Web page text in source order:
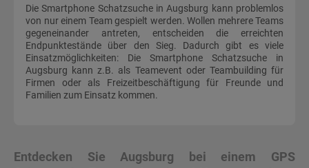
Die Smartphone Schatzsuche in Augsburg kann problemlos
von nur einem Team gespielt werden. Wollen mehrere Teams
gegeneinander antreten, entscheiden die erreichten
Endpunktestände über den Sieg. Dadurch gibt es viele
Einsatzmöglichkeiten: Die Smartphone Schatzsuche in
Augsburg kann z.B. als Teamevent oder Teambuilding für
Firmen oder als Freizeitbeschäftigung für Freunde und
Familien zum Einsatz kommen.
Entdecken Sie Augsburg bei einem GPS